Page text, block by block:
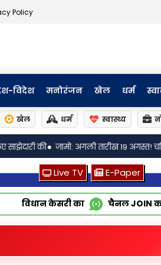
Policy
विदेश मनोरंजन खेल धर्म
खेल धर्म स्वास्थ्य
अगस्त! चर्चित जालसाजी मामले में चार्ज फ्रेम की
Live TV E-Paper
विधान केसरी का चैनलJOIN